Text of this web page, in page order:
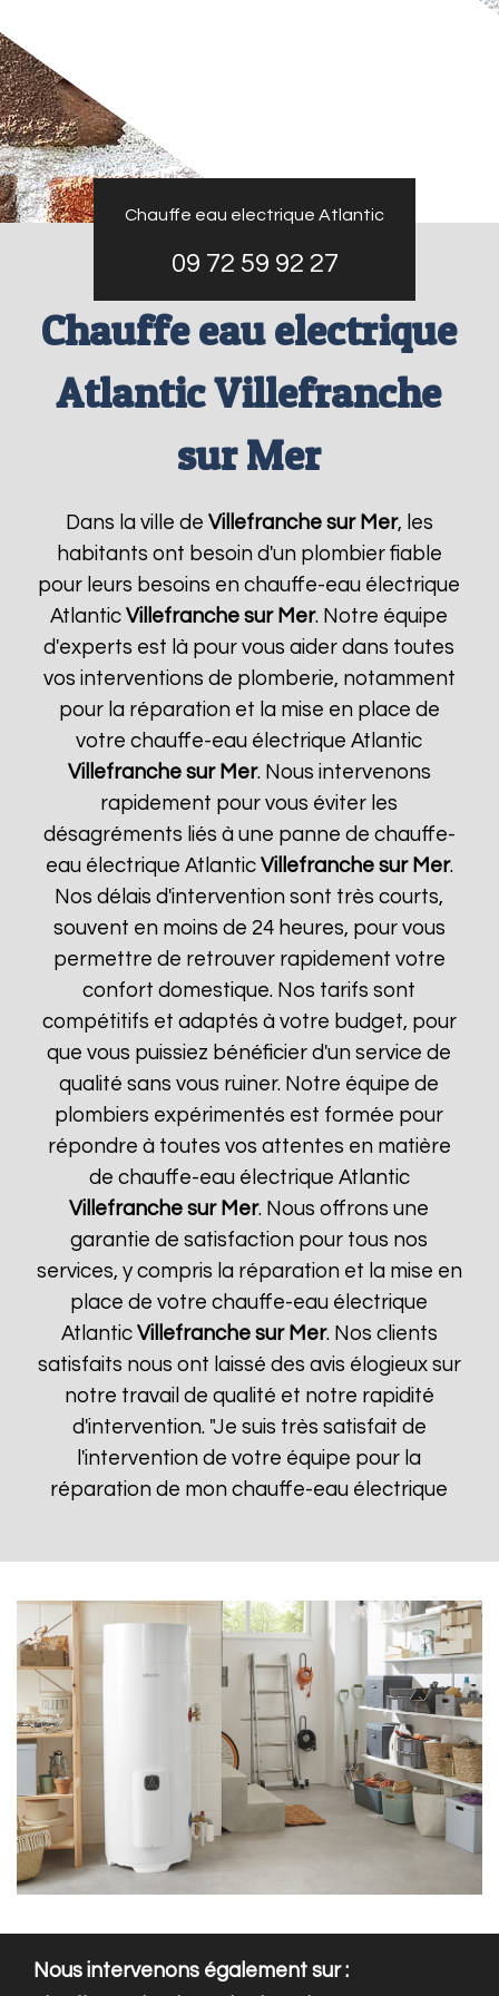
Chauffe eau electrique Atlantic
09 72 59 92 27
Chauffe eau electrique
Atlantic Villefranche
sur Mer
Dans la ville de Villefranche sur Mer, les
habitants ont besoin d'un plombier fiable
pour leurs besoins en chauffe-eau électrique
AtlanticVillefranche sur Mer. Notre équipe
d'experts est là pour vous aider dans toutes
vos interventions de plomberie, notamment
pour la réparation et la mise en place de
votre chauffe-eau électrique Atlantic
Villefranche sur Mer. Nous intervenons
rapidement pour vous éviter les
désagréments liés à une panne de chauffe-
eau électrique Atlantic Villefranche sur Mer.
Nos délais d'intervention sont très courts,
souvent en moins de 24 heures, pour vous
permettre de retrouver rapidement votre
confort domestique. Nos tarifs sont
compétitifs et adaptés à votre budget, pour
que vous puissiez bénéficier d'un service de
qualité sans vous ruiner. Notre équipe de
plombiers expérimentés est formée pour
répondre à toutes vos attentes en matière
de chauffe-eau électrique Atlantic
Villefranche sur Mer. Nous offrons une
garantie de satisfaction pour tous nos
services, y compris la réparation et la mise en
place de votre chauffe-eau électrique
Atlantic Villefranche sur Mer. Nos clients
satisfaits nous ont laissé des avis élogieux sur
notre travail de qualité et notre rapidité
d'intervention. "Je suis très satisfait de
l'intervention de votre équipe pour la
réparation de mon chauffe-eau électrique
Nous intervenons également sur :